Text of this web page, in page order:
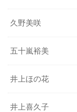
久野美咲
五十嵐裕美
井上ほの花
井上喜久子